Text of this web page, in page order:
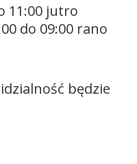
11:00 jutro
do 09:00 rano
będzie